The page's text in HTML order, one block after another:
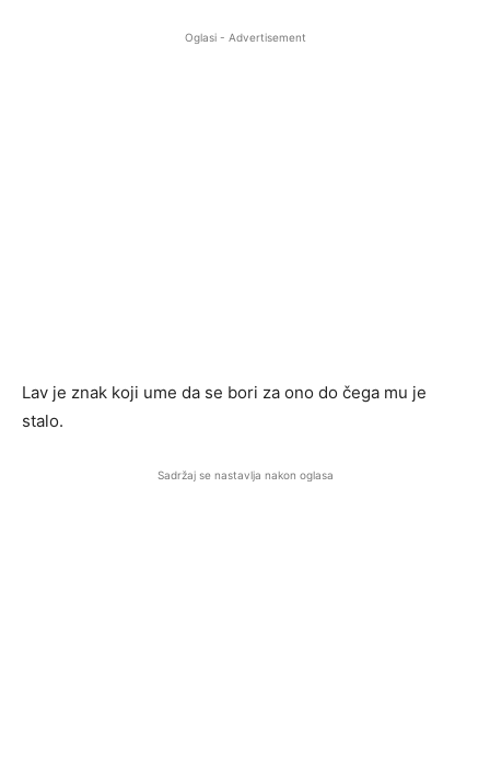
Oglasi - Advertisement
Lav je znak koji ume da se bori za ono do čega mu je
stalo.
Sadržaj se nastavlja nakon oglasa